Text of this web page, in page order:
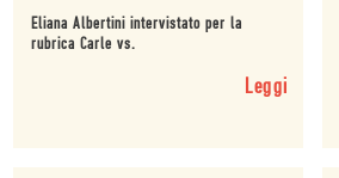
Eliana Albertini intervistato per la
rubrica Carle vs.
Leggi